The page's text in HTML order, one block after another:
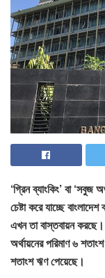
‘গ্রিন ব্যাংকিং’ বা ‘সবুজ
চেষ্টা করে যাচ্ছে
এখন তা বাস্তবায়ন
অর্থায়নের পরিমাণ ৬
শতাংশ ঋণ পেয়েছে।